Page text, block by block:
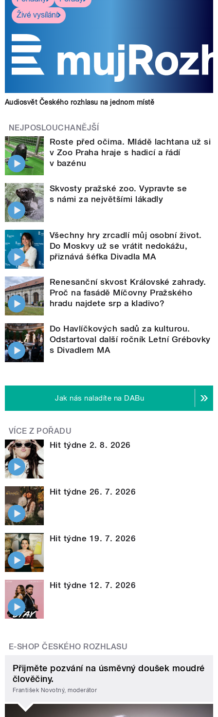
Živé vysílání
Audiosvět Českého rozhlasu na jednom místě
NEJPOSLOUCHANĚJŠÍ
Roste před očima. Mládě lachtana už si
v Zoo Praha hraje s hadicí a řádí
v bazénu
Skvosty pražské zoo. Vypravte se
s námi za největšími lákadly
Všechny hry zrcadlí můj osobní život.
Do Moskvy už se vrátit nedokážu,
přiznává šéfka Divadla MA
Renesanční skvost Královské zahrady.
Proč na fasádě Míčovny Pražského
hradu najdete srp a kladivo?
Do Havlíčkových sadů za kulturou.
Odstartoval další ročník Letní Grébovky
s Divadlem MA
Jak nás naladíte na DABu
VÍCE Z POŘADU
Hit týdne 2. 8. 2026
Hit týdne 26. 7. 2026
Hit týdne 19. 7. 2026
Hit týdne 12. 7. 2026
E-SHOP ČESKÉHO ROZHLASU
Přijměte pozvání na úsměvný doušek moudré
člověčiny.
František Novotný, moderátor